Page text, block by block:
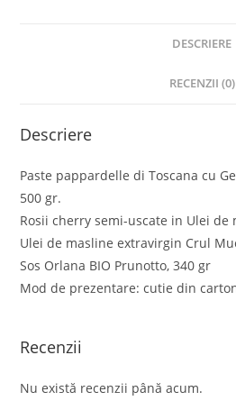
DESCRIERE
RECENZII (0)
Descriere
Paste pappardelle di Toscana cu
500 gr.
Rosii cherry semi-uscate in Ulei de
Ulei de masline extravirgin Crul
Sos Orlana BIO Prunotto, 340 gr
Mod de prezentare: cutie din
Recenzii
Nu există recenzii până acum.